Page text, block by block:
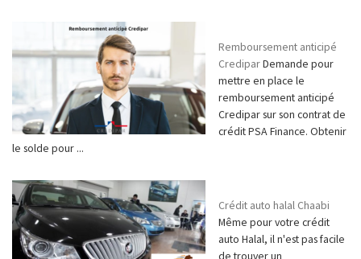
Remboursement anticipé
CrediparDemande pour
mettre en place le
remboursement anticipé
Credipar sur son contrat de
crédit PSA Finance. Obtenir
le solde pour ...
Crédit auto halal Chaabi
Même pour votre crédit
auto Halal, il n'est pas facile
de trouver un